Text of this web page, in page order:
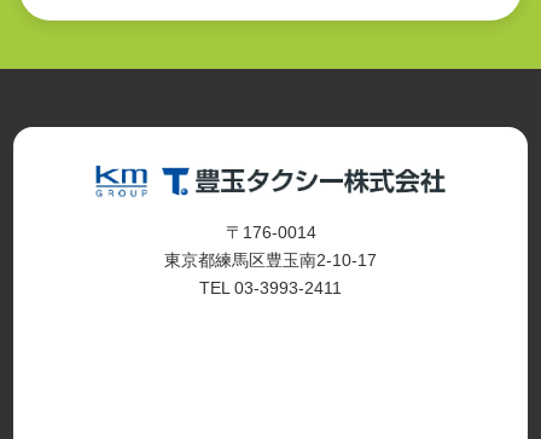
〒176-0014
東京都練馬区豊玉南2-10-17
TEL 03-3993-2411